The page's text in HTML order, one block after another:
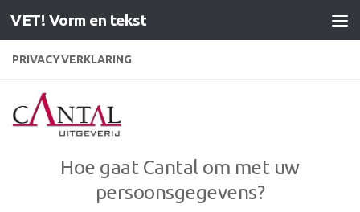
Doorgaan naar inhoud
VET! Vorm en tekst
PRIVACYVERKLARING
Hoe gaat Cantal om met uw
persoonsgegevens?